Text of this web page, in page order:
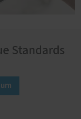
Standards